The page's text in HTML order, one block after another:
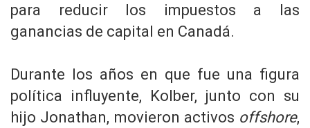
para reducir los impuestos a las
ganancias de capital en Canadá.
Durante los años en que fue una figura
política influyente, Kolber, junto con su
hijo Jonathan, movieron activos offshore,